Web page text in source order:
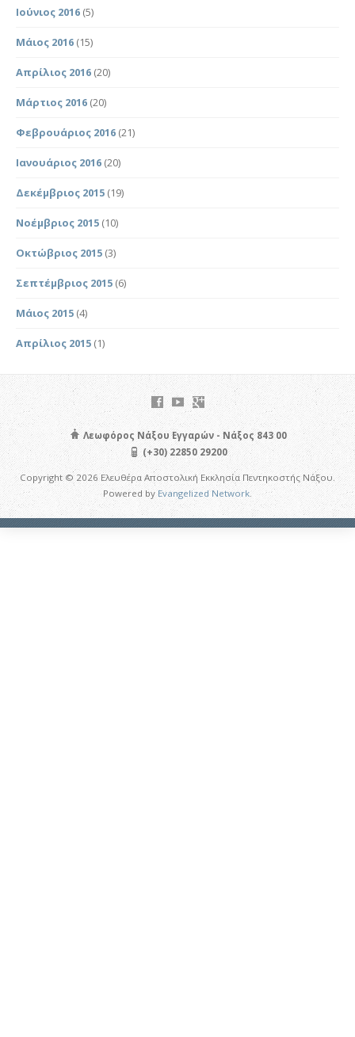
Ιούνιος 2016 (5)
Μάιος 2016 (15)
Απρίλιος 2016 (20)
Μάρτιος 2016 (20)
Φεβρουάριος 2016 (21)
Ιανουάριος 2016 (20)
Δεκέμβριος 2015 (19)
Νοέμβριος 2015 (10)
Οκτώβριος 2015 (3)
Σεπτέμβριος 2015 (6)
Μάιος 2015 (4)
Απρίλιος 2015 (1)
Λεωφόρος Νάξου Εγγαρών - Νάξος 843 00
(+30) 22850 29200
Copyright © 2026 Ελευθέρα Αποστολική Εκκλησία Πεντηκοστής Νάξου.
Powered byEvangelized Network.